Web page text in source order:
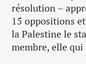
résolution –
15 oppositions
la Palestine le
membre, elle